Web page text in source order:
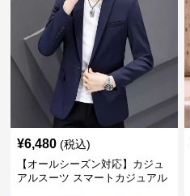
¥6,480 (税込)
【オールシーズン対応】カジュ
アルスーツ スマートカジュアル